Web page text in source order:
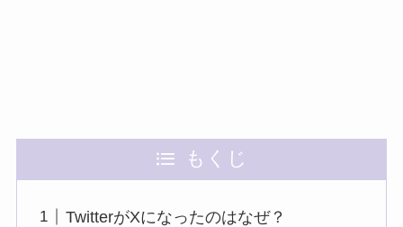
もくじ
TwitterがXになったのはなぜ？